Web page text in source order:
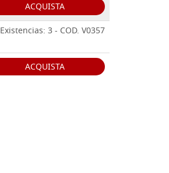
ACQUISTA
Existencias: 3 - COD. V0357
ACQUISTA